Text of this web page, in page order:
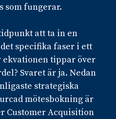
som fungerar.
att ta in en
specifika faser i ett
tippar över
Svaret är ja. Nedan
strategiska
mötesbokning är
Customer Acquisition